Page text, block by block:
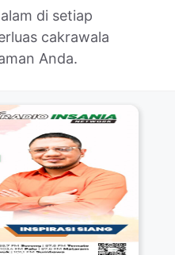
di setiap
cakrawala
Anda.